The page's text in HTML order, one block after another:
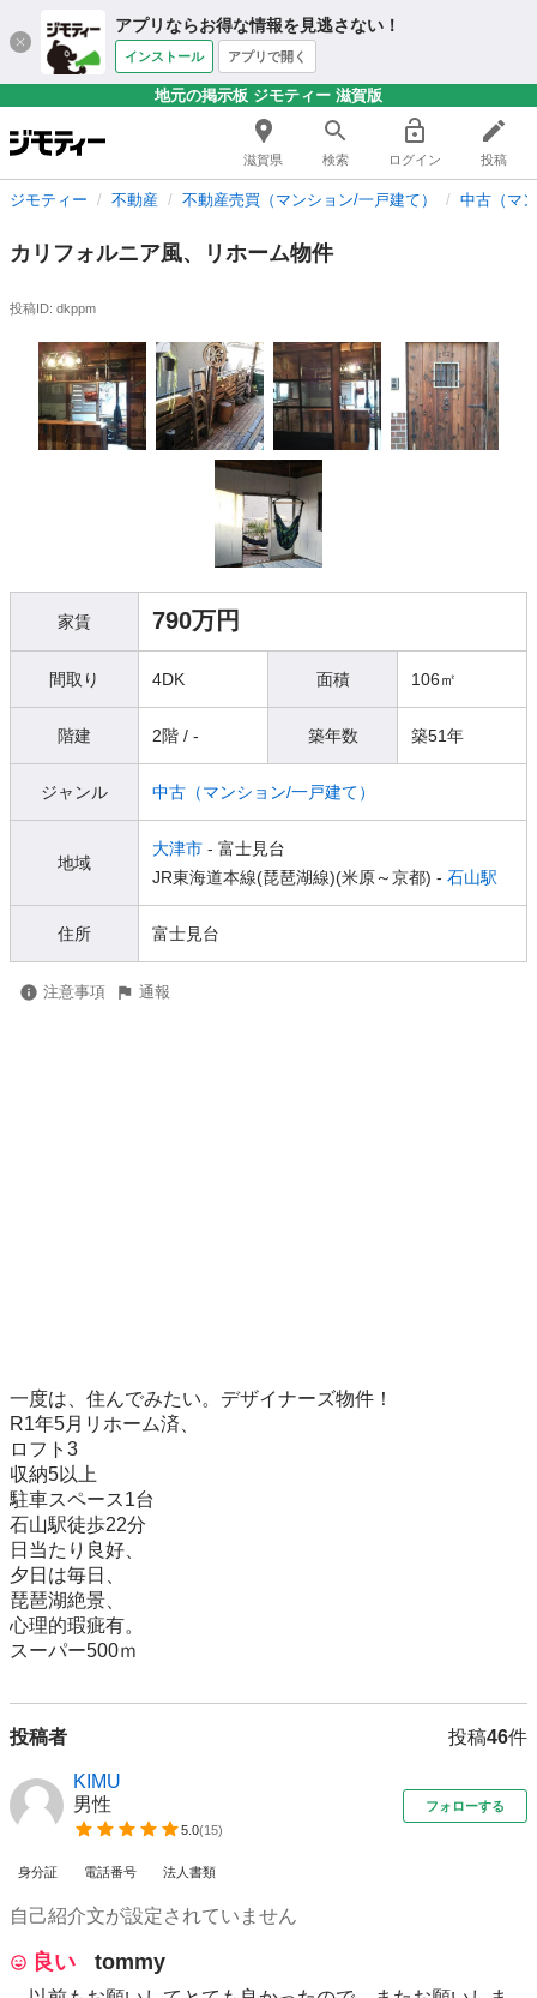
アプリならお得な情報を見逃さない！
インストール アプリで開く
地元の掲示板 ジモティー 滋賀版
滋賀県 検索 ログイン 投稿
ジモティー 不動産 不動産売買（マンション/一戸建て） 中古（マ
カリフォルニア風、リホーム物件
投稿ID: dkppm
家賃 790万円
間取り 4DK 面積 106㎡
階建 2階 / - 築年数 築51年
ジャンル 中古（マンション/一戸建て）
地域
大津市 - 富士見台
JR東海道本線(琵琶湖線)(米原～京都) - 石山駅
住所 富士見台
注意事項 通報
一度は、住んでみたい。デザイナーズ物件！
R1年5月リホーム済、
ロフト3
収納5以上
駐車スペース1台
石山駅徒歩22分
日当たり良好、
夕日は毎日、
琵琶湖絶景、
心理的瑕疵有。
スーパー500ｍ
投稿者 投稿46件
KIMU
男性
5.0(15)
フォローする
身分証 電話番号 法人書類
自己紹介文が設定されていません
良い tommy